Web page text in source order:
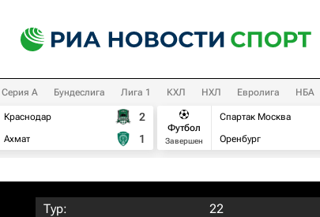
Серия А Бундеслига Лига 1 КХЛ НХЛ Евролига НБА
Краснодар
Ахмат
2
1
Футбол
Завершен
Спартак Москва
Оренбург
Тур:
22